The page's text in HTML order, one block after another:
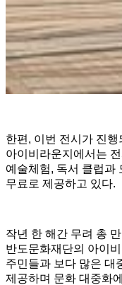
한편, 이번 전시가 진
아이비라운지에서는
예술체험, 독서 클럽과
무료로 제공하고 있다.
작년 한 해간 무려 총
반도문화재단의 아이
주민들과 보다 많은 대
제공하며 문화 대중화